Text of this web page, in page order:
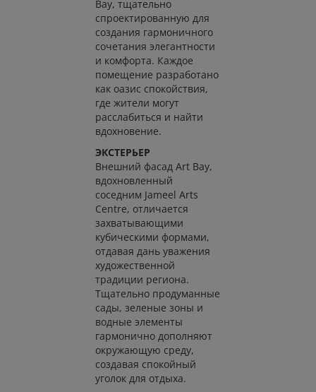
Bay, тщательно
спроектированную для
создания гармоничного
сочетания элегантности
и комфорта. Каждое
помещение разработано
как оазис спокойствия,
где жители могут
расслабиться и найти
вдохновение.
ЭКСТЕРЬЕР
Внешний фасад Art Bay,
вдохновленный
соседним Jameel Arts
Centre, отличается
захватывающими
кубическими формами,
отдавая дань уважения
художественной
традиции региона.
Тщательно продуманные
сады, зеленые зоны и
водные элементы
гармонично дополняют
окружающую среду,
создавая спокойный
уголок для отдыха.